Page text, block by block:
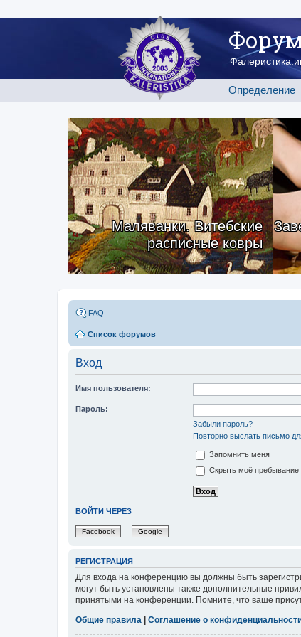
Определение
Маляванки. Витебские
расписные ковры
FAQ
Список форумов
Вход
Имя пользователя:
Пароль:
Забыли пароль?
Повторно выслать письмо
Запомнить меня
Скрыть моё пребывание
ВОЙТИ ЧЕРЕЗ
Facebook Google
РЕГИСТРАЦИЯ
Для входа на конференцию вы должны быть
могут быть установлены также дополнительные
принятыми на конференции. Помните, что ваше
Общие правила
Соглашение о